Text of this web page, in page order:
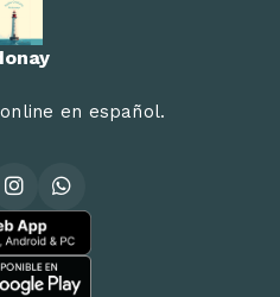
en español.